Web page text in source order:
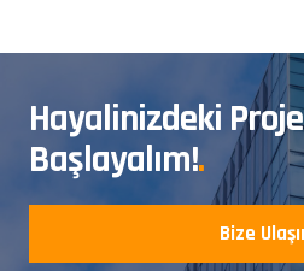
Hayalinizdeki
Başlayalım!.
Bize